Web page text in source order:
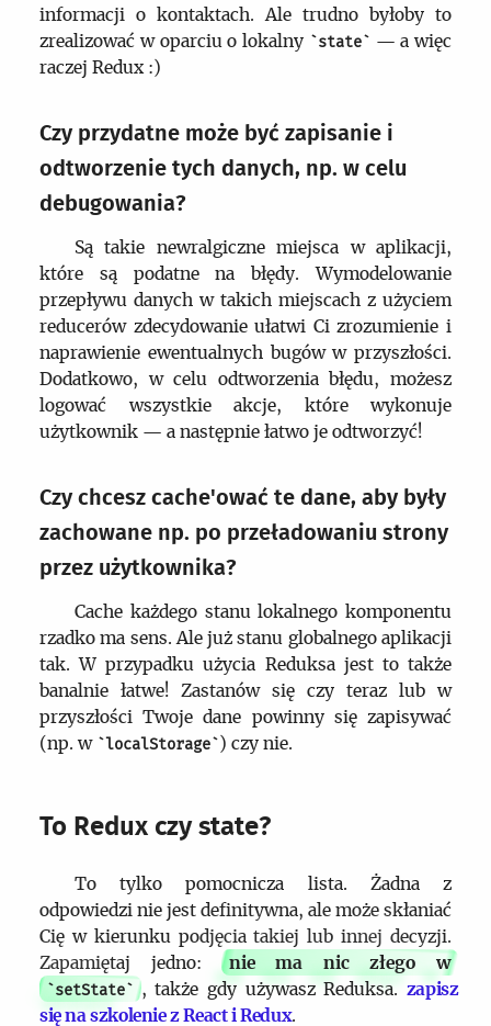
informacji o kontaktach. Ale trudno byłoby to
zrealizować w oparciu o lokalny
state
— a więc
raczej Redux :)
Czy przydatne może być zapisanie i
odtworzenie tych danych, np. w celu
debugowania?
Są takie newralgiczne miejsca w aplikacji,
które są podatne na błędy. Wymodelowanie
przepływu danych w takich miejscach z użyciem
reducerów zdecydowanie ułatwi Ci zrozumienie i
naprawienie ewentualnych bugów w przyszłości.
Dodatkowo, w celu odtworzenia błędu, możesz
logować wszystkie akcje, które wykonuje
użytkownik — a następnie łatwo je odtworzyć!
Czy chcesz cache'ować te dane, aby były
zachowane np. po przeładowaniu strony
przez użytkownika?
Cache każdego stanu lokalnego komponentu
rzadko ma sens. Ale już stanu globalnego aplikacji
tak. W przypadku użycia Reduksa jest to także
banalnie łatwe! Zastanów się czy teraz lub w
przyszłości Twoje dane powinny się zapisywać
(np. w
localStorage ) czy nie.
To Redux czy state?
To tylko pomocnicza lista. Żadna z
odpowiedzi nie jest definitywna, ale może skłaniać
Cię w kierunku podjęcia takiej lub innej decyzji.
Zapamiętaj jedno: nie ma nic złego w
setState , także gdy używasz Reduksa. zapisz
się na szkolenie z React i Redux.